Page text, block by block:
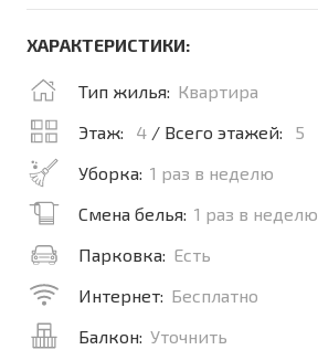
ХАРАКТЕРИСТИКИ:
Тип жилья: Квартира
Этаж:
4 / Всего этажей:
5
Уборка: 1 раз в неделю
Смена белья: 1 раз в неделю
Парковка: Есть
Интернет: Бесплатно
Балкон: Уточнить